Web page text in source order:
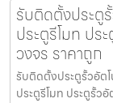
รับติดตั้งประตู
ประตูรีโมท ปร
วงจร ราคาถูก
รับติดตั้งประตูรั้วอัต
ประตูรีโมท ประตูรั้ว